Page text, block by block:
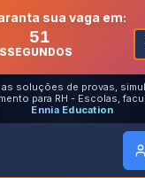
sua vaga em:
51
SEGUNDOS
soluções de provas,
para RH - Escolas,
Ennia Education